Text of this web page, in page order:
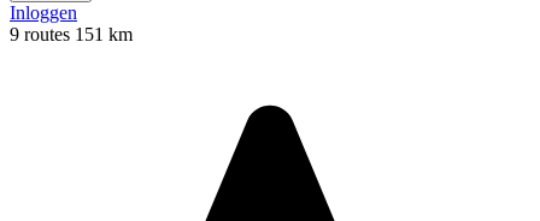
Inloggen
9 routes 151 km